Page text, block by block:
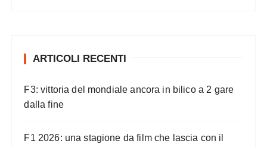
ARTICOLI RECENTI
F3: vittoria del mondiale ancora in bilico a 2 gare
dalla fine
F1 2026: una stagione da film che lascia con il